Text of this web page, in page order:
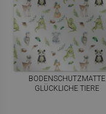
BODENSCHUTZMATTE
GLÜCKLICHE TIERE